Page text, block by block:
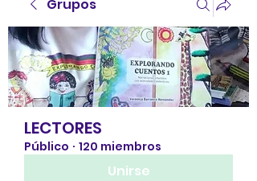
Grupos
LECTORES
Público · 120 miembros
Unirse